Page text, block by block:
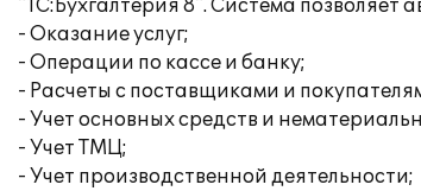
"1С:Бухгалтерия 8". Система позволяет
- Оказание услуг;
- Операции по кассе и банку;
- Расчеты с поставщиками и
- Учет основных средств и
- Учет ТМЦ;
- Учет производственной деятельности;